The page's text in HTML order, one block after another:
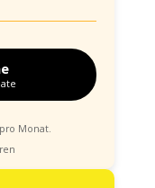
Monat.